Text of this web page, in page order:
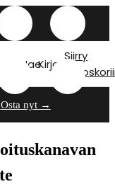
HaeKirjaudu
Siirry
Osta nyt →